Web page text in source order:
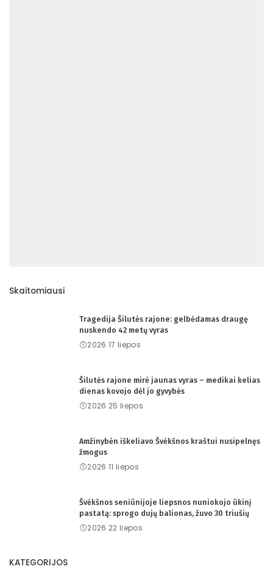
Skaitomiausi
Tragedija Šilutės rajone: gelbėdamas draugę
nuskendo 42 metų vyras
2026 17 liepos
Šilutės rajone mirė jaunas vyras – medikai kelias
dienas kovojo dėl jo gyvybės
2026 25 liepos
Amžinybėn iškeliavo Švėkšnos kraštui nusipelnęs
žmogus
2026 11 liepos
Švėkšnos seniūnijoje liepsnos nuniokojo ūkinį
pastatą: sprogo dujų balionas, žuvo 30 triušių
2026 22 liepos
KATEGORIJOS